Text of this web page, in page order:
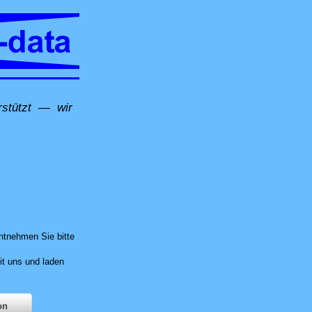
— wir
Neuenhof, per Fernwartung oder in unserer Computer-Werkstatt in
Sie bitte
uns und laden